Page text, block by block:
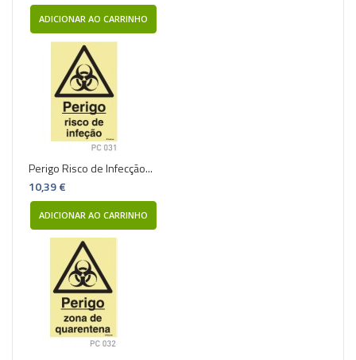
ADICIONAR AO CARRINHO
Perigo Risco de Infecção...
10,39 €
ADICIONAR AO CARRINHO